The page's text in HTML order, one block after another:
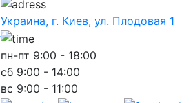
Украина, г. Киев, ул. Плодовая 1
пн-пт 9:00 - 18:00
сб 9:00 - 14:00
вс 9:00 - 11:00